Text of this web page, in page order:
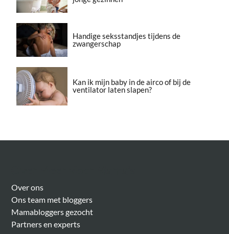
Handige seksstandjes tijdens de
zwangerschap
Kan ik mijn baby in de airco of bij de
ventilator laten slapen?
Over ons
Ons team met bloggers
Mamabloggers gezocht
Partners en experts